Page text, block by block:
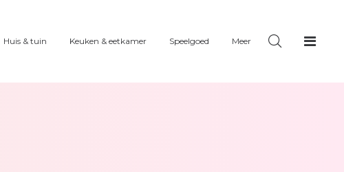
Huis & tuin Keuken & eetkamer Speelgoed Meer